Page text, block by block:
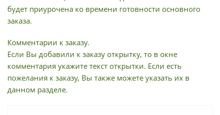
будет приурочена ко времени готовности основного
заказа.
Комментарии к заказу.
Если Вы добавили к заказу открытку, то в окне
комментария укажите текст открытки. Если есть
пожелания к заказу, Вы также можете указать их в
данном разделе.